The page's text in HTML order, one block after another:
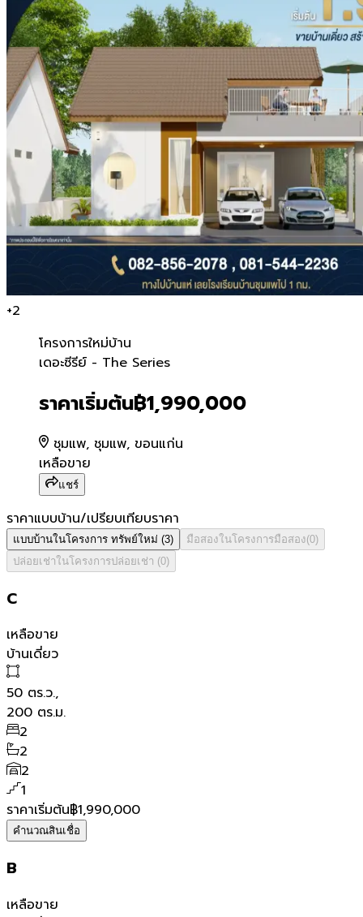
+2
โครงการใหม่บ้าน
เดอะซีรีย์ - The Series
เดอะซีรีย์ - The Series
ราคาเริ่มต้น฿1,990,000
ชุมแพ, ชุมแพ, ขอนแก่น
เหลือขาย
แชร์
ราคาแบบบ้าน/เปรียบเทียบราคา
แบบบ้านในโครงการ ทรัพย์ใหม่ (3) มือสองในโครงการมือสอง(0)
ปล่อยเช่าในโครงการปล่อยเช่า (0)
C
เหลือขาย
บ้านเดี่ยว
50 ตร.ว.,
200 ตร.ม.
2
2
2
1
ราคาเริ่มต้น฿1,990,000
คำนวณสินเชื่อ
B
เหลือขาย